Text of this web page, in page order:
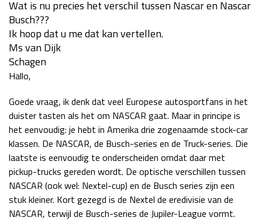
Kwalificatie
vr 14:00 - 15:00
Race
GP VERENIGDE STATEN 2026
Kwalificatie
za 23:00 - 00:00
Race
zo 21:00 - 23:00
GP MEXICO 2026 30 okt - 01 nov
GP SÃO PAULO 2026 06 - 08 nov
Kwalificatie
za 19:00 - 20:00
Race
zo 18:00 - 20:00
Wat is nu precies het verschil tussen Nascar en Nascar
Busch???
Ik hoop dat u me dat kan vertellen.
Ms van Dijk
Schagen
Hallo,
Goede vraag, ik denk dat veel Europese autosportfans in het
duister tasten als het om NASCAR gaat. Maar in principe is
het eenvoudig: je hebt in Amerika drie zogenaamde stock-car
klassen. De NASCAR, de Busch-series en de Truck-series. Die
laatste is eenvoudig te onderscheiden omdat daar met
pickup-trucks gereden wordt. De optische verschillen tussen
NASCAR (ook wel: Nextel-cup) en de Busch series zijn een
stuk kleiner. Kort gezegd is de Nextel de eredivisie van de
NASCAR, terwijl de Busch-series de Jupiler-League vormt.